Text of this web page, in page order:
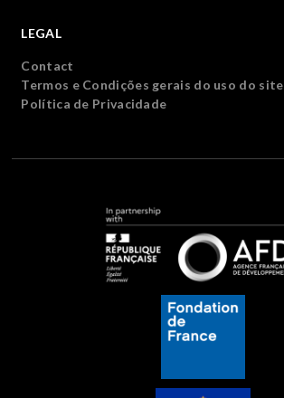
LEGAL
Contact
Termos e Condições gerais do uso do site
Política de Privacidade